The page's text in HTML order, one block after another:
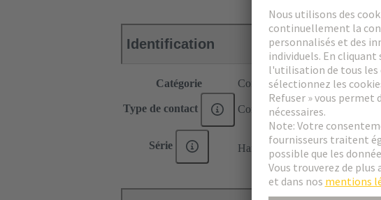
Identification
Catégorie Contacts
Type de contact Contact à sertir
Série Han E ®